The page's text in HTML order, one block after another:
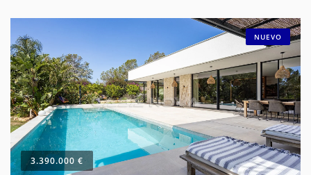
NUEVO
3.390.000 €